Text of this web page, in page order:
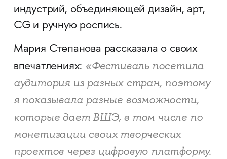
индустрий, объединяющей дизайн, арт,
CG и ручную роспись.
Мария Степанова рассказала о своих
впечатлениях: «Фестиваль посетила
аудитория из разных стран, поэтому
я показывала разные возможности,
которые дает ВШЭ, в том числе по
монетизации своих творческих
проектов через цифровую платформу.